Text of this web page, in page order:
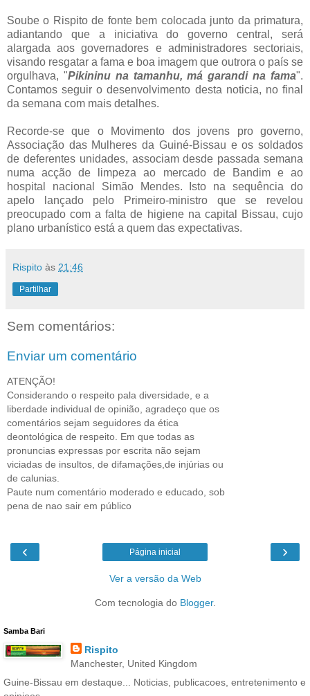
Soube o Rispito de fonte bem colocada junto da primatura,
adiantando que a iniciativa do governo central, será
alargada aos governadores e administradores sectoriais,
visando resgatar a fama e boa imagem que outrora o país se
orgulhava, "Pikininu na tamanhu, má garandi na fama".
Contamos seguir o desenvolvimento desta noticia, no final
da semana com mais detalhes.
Recorde-se que o Movimento dos jovens pro governo,
Associação das Mulheres da Guiné-Bissau e os soldados
de deferentes unidades, associam desde passada semana
numa acção de limpeza ao mercado de Bandim e ao
hospital nacional Simão Mendes. Isto na sequência do
apelo lançado pelo Primeiro-ministro que se revelou
preocupado com a falta de higiene na capital Bissau, cujo
plano urbanístico está a quem das expectativas.
Rispito às 21:46
Partilhar
Sem comentários:
Enviar um comentário
ATENÇÃO!
Considerando o respeito pala diversidade, e a
liberdade individual de opinião, agradeço que os
comentários sejam seguidores da ética
deontológica de respeito. Em que todas as
pronuncias expressas por escrita não sejam
viciadas de insultos, de difamações,de injúrias ou
de calunias.
Paute num comentário moderado e educado, sob
pena de nao sair em público
‹ ›
Página inicial
Ver a versão da Web
Com tecnologia do Blogger.
Samba Bari
Rispito
Manchester, United Kingdom
Guine-Bissau em destaque... Noticias, publicacoes, entretenimento e